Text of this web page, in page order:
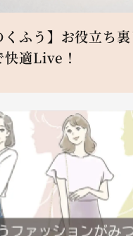
くふう】お役立ち
快適Live！